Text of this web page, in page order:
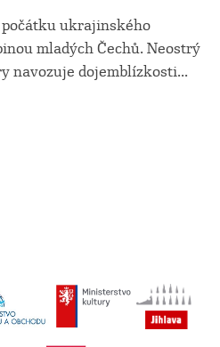
ukrajinského
mladých Čechů. Neostrý
navozuje dojemblízkosti...